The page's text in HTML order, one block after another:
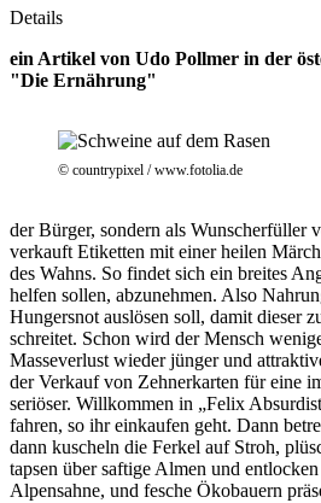
Details
ein Artikel von Udo Pollmer in der
"Die Ernährung"
© countrypixel / www.fotolia.de
der Bürger, sondern als Wunscherfüller
verkauft Etiketten mit einer heilen
des Wahns. So findet sich ein breites
helfen sollen, abzunehmen. Also
Hungersnot auslösen soll, damit dieser
schreitet. Schon wird der Mensch
Masseverlust wieder jünger und
der Verkauf von Zehnerkarten für eine
seriöser. Willkommen in „Felix
fahren, so ihr einkaufen geht. Dann
dann kuscheln die Ferkel auf Stroh,
tapsen über saftige Almen und
Alpensahne, und fesche Ökobauern